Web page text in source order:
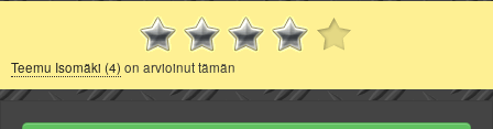
Teemu Isomäki (4) on arvioinut tämän